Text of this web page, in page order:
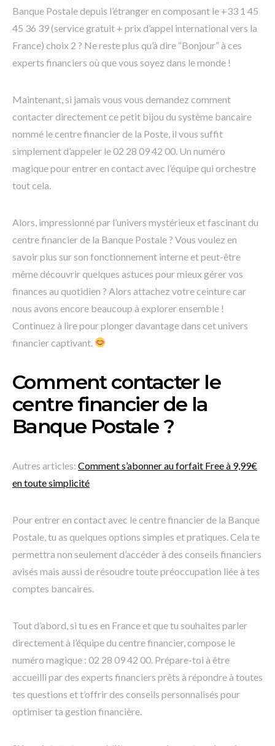
Banque Postale depuis l’étranger en composant le +33 1 45
45 36 39 (service gratuit + prix d’appel international vers la
France) choix 2 ? Ne reste plus qu’à dire “Bonjour” à ces
experts financiers où que vous soyez dans le monde !
Maintenant, si jamais vous vous demandez comment
contacter directement ce petit bijou du système bancaire
nommé le centre financier de la Poste, il vous suffit
simplement d’appeler le 02 28 09 42 00. Un numéro
magique pour entrer en contact avec l’équipe qui orchestre
tout cela.
Alors, impressionné par l’univers mystérieux et fascinant du
centre financier de la Banque Postale ? Vous voulez en
savoir plus sur son fonctionnement interne et peut-être
même découvrir quelques astuces pour mieux gérer vos
finances au quotidien ? Alors attachez votre ceinture car
nous avons encore beaucoup à explorer ensemble !
Continuez à lire pour plonger davantage dans cet univers
financier captivant.
Comment contacter le
centre financier de la
Banque Postale ?
Autres articles: Comment s’abonner au forfait Free à 9,99€
en toute simplicité
Pour entrer en contact avec le centre financier de la Banque
Postale, tu as quelques options simples et pratiques. Cela te
permettra non seulement d’accéder à des conseils financiers
avisés mais aussi de résoudre toute préoccupation liée à tes
comptes bancaires.
Tout d’abord, si tu es en France et que tu souhaites parler
directement à l’équipe du centre financier, compose le
numéro magique : 02 28 09 42 00. Prépare-toi à être
accueilli par des experts financiers prêts à répondre à toutes
tes questions et t’offrir des conseils personnalisés pour
optimiser ta gestion financière.